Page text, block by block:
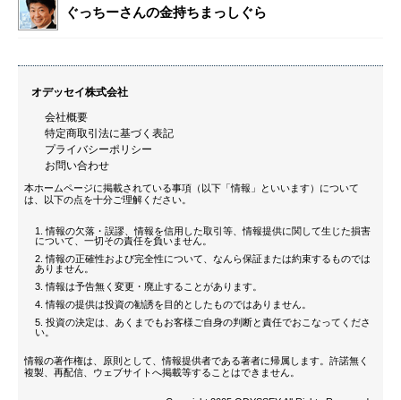
ぐっちーさんの金持ちまっしぐら
オデッセイ株式会社
会社概要
特定商取引法に基づく表記
プライバシーポリシー
お問い合わせ
本ホームページに掲載されている事項（以下「情報」といいます）について
は、以下の点を十分ご理解ください。
情報の欠落・誤謬、情報を信用した取引等、情報提供に関して生じた損害
について、一切その責任を負いません。
情報の正確性および完全性について、なんら保証または約束するものでは
ありません。
情報は予告無く変更・廃止することがあります。
情報の提供は投資の勧誘を目的としたものではありません。
投資の決定は、あくまでもお客様ご自身の判断と責任でおこなってくださ
い。
情報の著作権は、原則として、情報提供者である著者に帰属します。許諾無く
複製、再配信、ウェブサイトへ掲載等することはできません。